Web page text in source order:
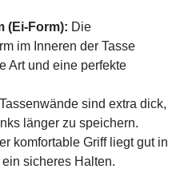
(Ei-Form): Die
im Inneren der Tasse
Art und eine perfekte
sind extra dick,
länger zu speichern.
komfortable Griff liegt gut in
sicheres Halten.